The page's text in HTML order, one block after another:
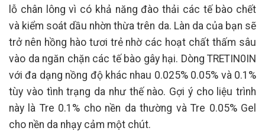
lỗ chân lông vì có khả năng đào thải các tế bào chết
và kiểm soát dầu nhờn thừa trên da. Làn da của bạn sẽ
trở nên hồng hào tươi trẻ nhờ các hoạt chất thấm sâu
vào da ngăn chặn các tế bào gây hại. Dòng TRETIN0IN
với đa dạng nồng độ khác nhau 0.025% 0.05% và 0.1%
tùy vào tình trạng da như thế nào. Gợi ý cho liệu trình
này là Tre 0.1% cho nền da thường và Tre 0.05% Gel
cho nền da nhạy cảm một chút.